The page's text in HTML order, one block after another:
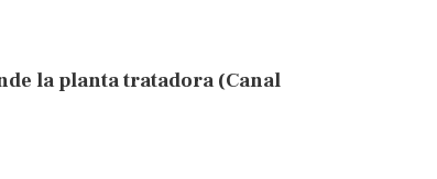
la planta tratadora (Canal